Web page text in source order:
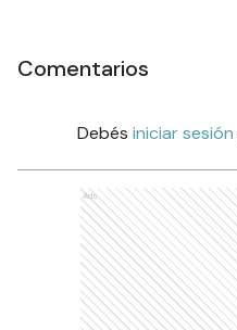
Comentarios
Debés iniciar sesión
Ads